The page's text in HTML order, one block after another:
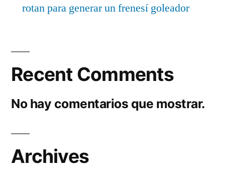
rotan para generar un frenesí goleador
Recent Comments
No hay comentarios que mostrar.
Archives